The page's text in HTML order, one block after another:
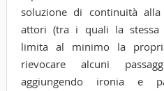
soluzione di continuità
attori (tra i quali la stessa
limita al minimo la
rievocare alcuni
aggiungendo ironia e